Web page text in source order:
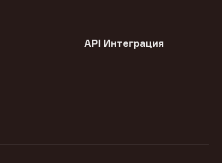
API Интеграция